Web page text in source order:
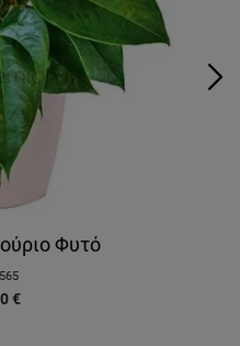
Φυτό
€